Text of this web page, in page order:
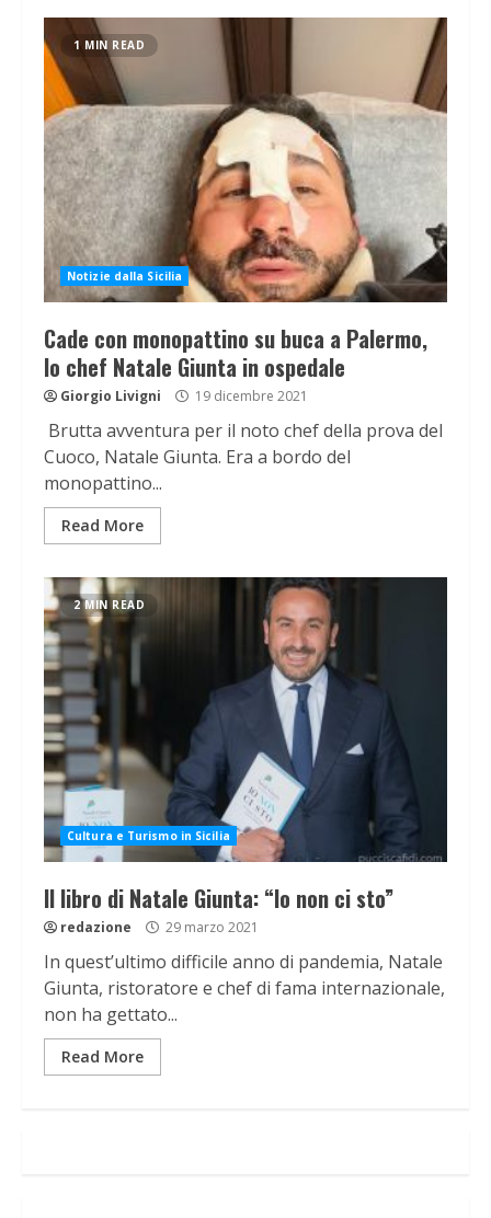
1 MIN READ
Notizie dalla Sicilia
Cade con monopattino su buca a Palermo,
lo chef Natale Giunta in ospedale
Giorgio Livigni 19 dicembre 2021
Brutta avventura per il noto chef della prova del
Cuoco, Natale Giunta. Era a bordo del
monopattino...
Read More
2 MIN READ
Cultura e Turismo in Sicilia
Il libro di Natale Giunta: “Io non ci sto”
redazione 29 marzo 2021
In quest’ultimo difficile anno di pandemia, Natale
Giunta, ristoratore e chef di fama internazionale,
non ha gettato...
Read More